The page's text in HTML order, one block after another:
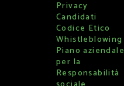
Privacy
Candidati
Codice Etico
Whistleblowing
Piano aziendale
per la
Responsabilità